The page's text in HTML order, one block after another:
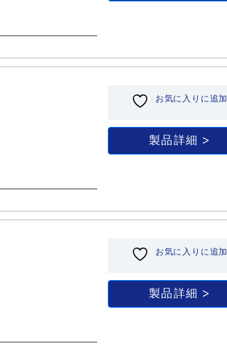
お気に入りに追加
製品詳細
お気に入りに追加
製品詳細